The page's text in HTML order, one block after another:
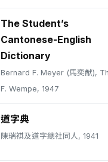
The Student’s
Cantonese-English
Dictionary
Bernard F. Meyer (馬奕猷),
F. Wempe, 1947
道字典
陳瑞祺及道字總社同人, 1941